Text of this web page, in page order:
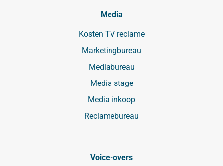
Media
Kosten TV reclame
Marketingbureau
Mediabureau
Media stage
Media inkoop
Reclamebureau
Voice-overs